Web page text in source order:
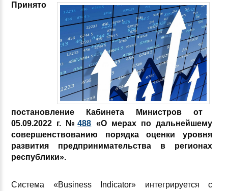
Принято
постановление Кабинета Министров от
05.09.2022 г. №488 «О мерах подальнейшему
совершенствованию порядка оценки уровня
развития предпринимательства в регионах
республики».
Система «Business Indicator» интегрируется с